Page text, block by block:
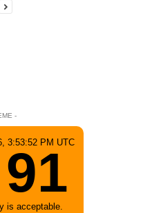
-
3:53:52 PM UTC
91
is acceptable.